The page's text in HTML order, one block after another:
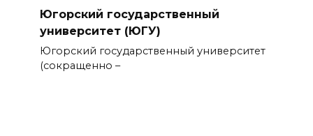
Югорский государственный
университет (ЮГУ)
Югорский государственный университет
(сокращенно –